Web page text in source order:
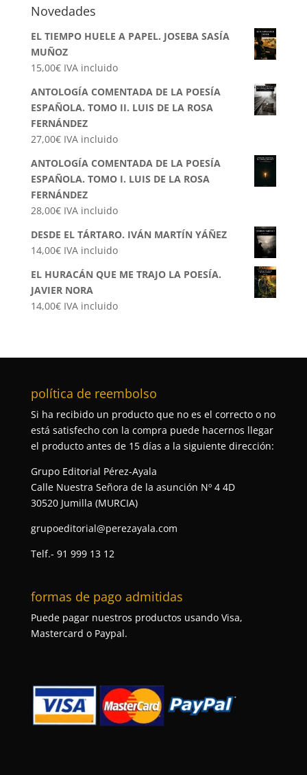
Novedades
EL TIEMPO HUELE A PAPEL. JOSEBA SASÍA
MUÑOZ
15,00€ IVA incluido
ANTOLOGÍA COMENTADA DE LA POESÍA
ESPAÑOLA. TOMO II. LUIS DE LA ROSA
FERNÁNDEZ
27,00€ IVA incluido
ANTOLOGÍA COMENTADA DE LA POESÍA
ESPAÑOLA. TOMO I. LUIS DE LA ROSA
FERNÁNDEZ
28,00€ IVA incluido
DESDE EL TÁRTARO. IVÁN MARTÍN YÁÑEZ
14,00€ IVA incluido
EL HURACÁN QUE ME TRAJO LA POESÍA.
JAVIER NORA
14,00€ IVA incluido
política de reembolso
Si ha recibido un producto que no es el correcto o no
está satisfecho con la compra puede hacernos llegar
el producto antes de 15 días a la siguiente dirección:
Grupo Editorial Pérez-Ayala
Calle Nuestra Señora de la asunción Nº 4 4D
30520 Jumilla (MURCIA)
grupoeditorial@perezayala.com
Telf.- 91 999 13 12
formas de pago admitidas
Puede pagar nuestros productos usando Visa,
Mastercard o Paypal.